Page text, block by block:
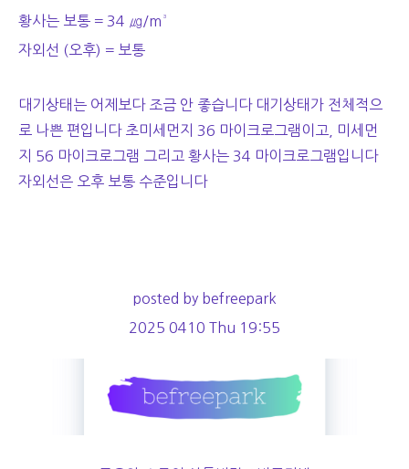
황사는 보통 = 34 ㎍/m³
자외선 (오후) = 보통
대기상태는 어제보다 조금 안 좋습니다 대기상태가 전체적으
로 나쁜 편입니다 초미세먼지 36 마이크로그램이고, 미세먼
지 56 마이크로그램 그리고 황사는 34 마이크로그램입니다
자외선은 오후 보통 수준입니다
posted by befreepark
2025 0410 Thu 19:55